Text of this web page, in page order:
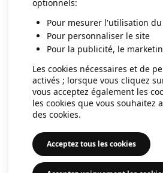
optionnels:
Pour mesurer l'utilisation
Pour personnaliser le site
Pour la publicité, le
Les cookies nécessaires et de
activés ; lorsque vous cliquez
vous acceptez également les
les cookies que vous souhaitez
des cookies.
Acceptez tous les cookies